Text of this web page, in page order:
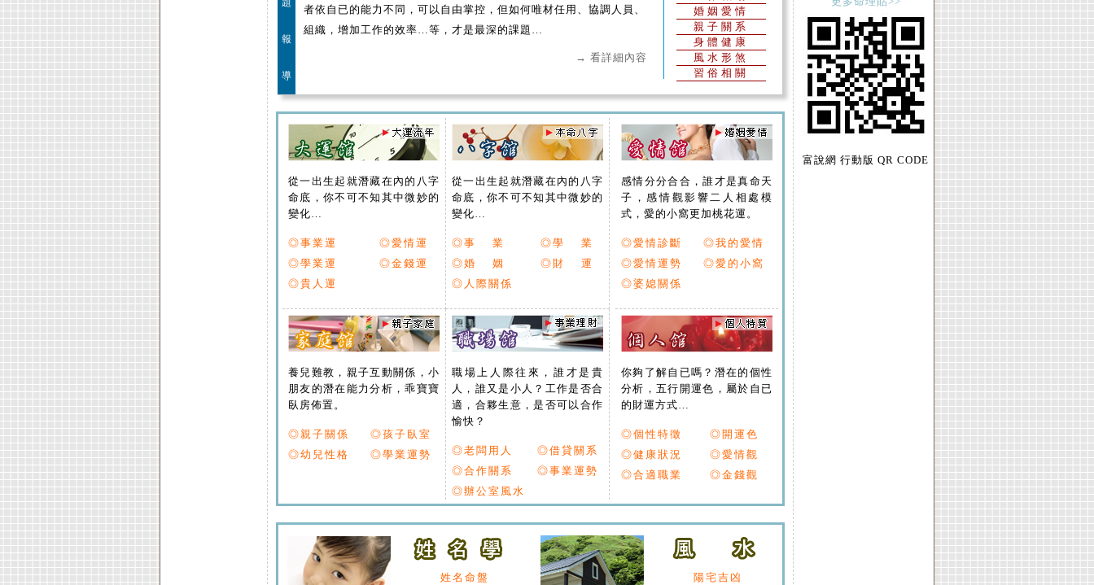
富說網 行動版 QR CODE
婚姻愛情
親子關系
身體健康
風水形煞
習俗相關
題
報
導
者依自已的能力不同，可以自由掌控，但如何唯材任用、協調人員、
組織，增加工作的效率…等，才是最深的課題…
→ 看詳細內容
感情分分合合，誰才是真命天
子，感情觀影響二人相處模
式，愛的小窩更加桃花運。
◎愛情診斷
◎我的愛情
◎愛情運勢
◎愛的小窩
◎婆媳關係
從一出生起就潛藏在內的八字
命底，你不可不知其中微妙的
變化…
◎事業運
◎愛情運
◎學業運
◎金錢運
◎貴人運
從一出生起就潛藏在內的八字
命底，你不可不知其中微妙的
變化…
◎事 業
◎學 業
◎婚 姻
◎財 運
◎人際關係
你夠了解自已嗎？潛在的個性
分析，五行開運色，屬於自已
的財運方式…
◎個性特徵
◎開運色
◎健康狀況
◎愛情觀
◎合適職業
◎金錢觀
養兒難教，親子互動關係，小
朋友的潛在能力分析，乖寶寶
臥房佈置。
◎親子關係
◎孩子臥室
◎幼兒性格
◎學業運勢
職場上人際往來，誰才是貴
人，誰又是小人？工作是否合
適，合夥生意，是否可以合作
愉快？
◎老闆用人
◎借貸關系
◎合作關系
◎事業運勢
◎辦公室風水
姓名命盤 陽宅吉凶